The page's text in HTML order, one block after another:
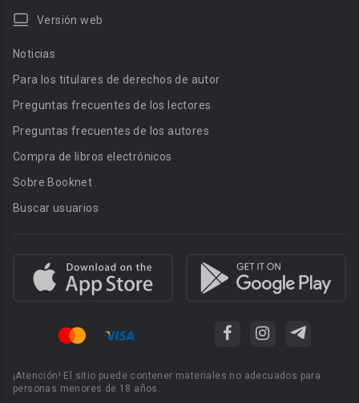
Versión web
Noticias
Para los titulares de derechos de autor
Preguntas frecuentes de los lectores
Preguntas frecuentes de los autores
Compra de libros electrónicos
Sobre Booknet
Buscar usuarios
¡Atención! El sitio puede contener materiales no adecuados para
personas menores de 18 años.